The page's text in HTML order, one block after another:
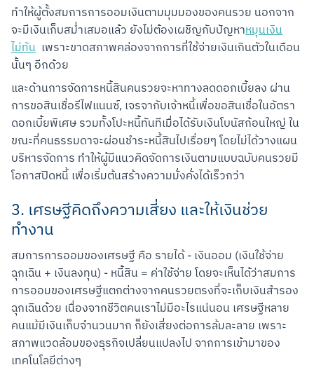
ทำให้ผู้ตั้งสมการการออมเงินตามมุมมองของคนรวย นอกจาก
จะมีเงินเก็บสม่ำเสมอแล้ว ยังไม่ต้องเผชิญกับปัญหาหมุนเงิน
ไม่ทัน
  เพราะขาดสภาพคล่องจากการที่ใช้จ่ายเงินเกินตัวในเดือน
นั้นๆ อีกด้วย
และด้านการจัดการหนี้สินคนรวยจะหาทางลดดอกเบี้ยลง ผ่าน
การขอสินเชื่อรีไฟแนนซ์, เจรจากับเจ้าหนี้เพื่อขอสินเชื่อในอัตรา
ดอกเบี้ยพิเศษ รวมทั้งโปะหนี้ทันทีเมื่อได้รับเงินโบนัสก้อนใหญ่ ใน
ขณะที่คนธรรมดาจะผ่อนชำระหนี้สินไปเรื่อยๆ โดยไม่ได้วางแผน
บริหารจัดการ ทำให้ผู้มีแนวคิดจัดการเงินตามแบบฉบับคนรวยมี
โอกาสปิดหนี้ เพื่อเริ่มต้นสร้างความมั่งคั่งได้เร็วกว่า
3. เศรษฐีคิดถึงความเสี่ยง และให้เงินช่วย
ทำงาน
สมการการออมของเศรษฐี คือ รายได้ - เงินออม (เงินใช้จ่าย
ฉุกเฉิน + เงินลงทุน) - หนี้สิน = ค่าใช้จ่าย โดยจะเห็นได้ว่าสมการ
การออมของเศรษฐีแตกต่างจากคนรวยตรงที่จะเก็บเงินสำรอง
ฉุกเฉินด้วย เนื่องจากชีวิตคนเราไม่มีอะไรแน่นอน เศรษฐีหลาย
คนแม้มีเงินเก็บจำนวนมาก ก็ยังเสี่ยงต่อการล้มละลาย เพราะ
สภาพแวดล้อมของธุรกิจเปลี่ยนแปลงไป จากการเข้ามาของ
เทคโนโลยีต่างๆ